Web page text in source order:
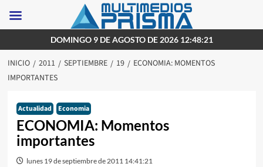
al
contenido
DOMINGO 9 DE AGOSTO DE 2026 12:48:21
INICIO 2011 SEPTIEMBRE 19
ECONOMIA: MOMENTOS
IMPORTANTES
Actualidad Economia
ECONOMIA: Momentos
importantes
lunes 19 de septiembre de 2011 14:41:21